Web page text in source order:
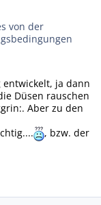
von der
ja dann
Düsen rauschen
Aber zu den
, bzw. der